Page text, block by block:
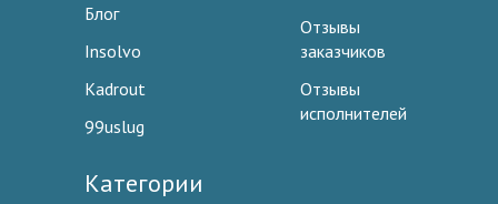
Блог
Insolvo
Kadrout
99uslug
Отзывы
заказчиков
Отзывы
исполнителей
Категории